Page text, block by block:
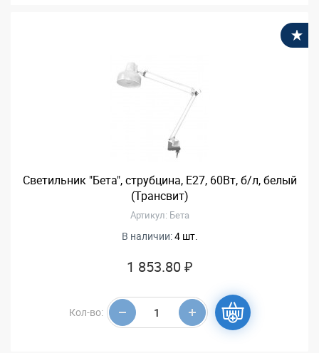
Светильник "Бета", струбцина, Е27, 60Вт, б/л, белый
(Трансвит)
Артикул: Бета
В наличии:4 шт.
1 853.80 ₽
Кол-во: